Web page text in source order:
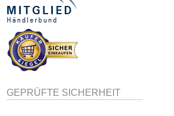
GEPRÜFTE SICHERHEIT